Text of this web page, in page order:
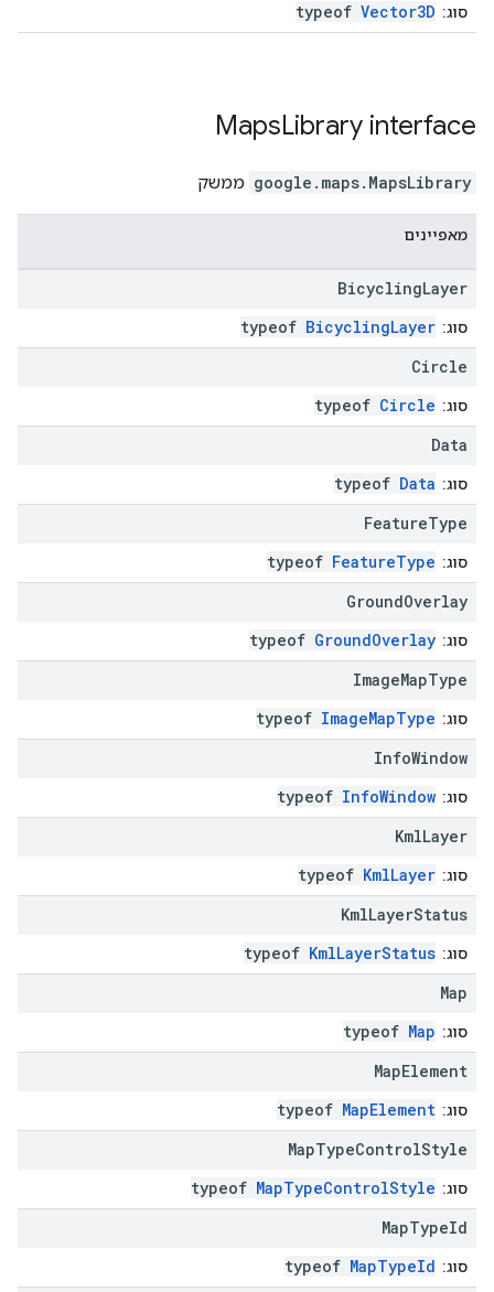
סוג: typeof Vector3D
MapsLibrary interface
google.maps. MapsLibrary ממשק
מאפיינים
BicyclingLayer
סוג: typeof BicyclingLayer
Circle
סוג: typeof Circle
Data
סוג: typeof Data
FeatureType
סוג: typeof FeatureType
GroundOverlay
סוג: typeof GroundOverlay
ImageMapType
סוג: typeof ImageMapType
InfoWindow
סוג: typeof InfoWindow
KmlLayer
סוג: typeof KmlLayer
KmlLayerStatus
סוג: typeof KmlLayerStatus
Map
סוג: typeof Map
MapElement
סוג: typeof MapElement
MapTypeControlStyle
סוג: typeof MapTypeControlStyle
MapTypeId
סוג: typeof MapTypeId